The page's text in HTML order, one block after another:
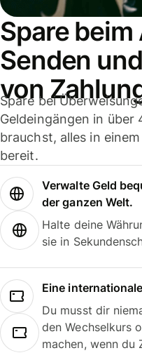
Spare
Senden
von
Spare bei
Geldeingängen in über
brauchst, alles in
bereit.
Verwalte Geld
der ganzen Welt.
Halte deine
sie in
Eine
Du musst dir
den Wechselkurs
machen, wenn du